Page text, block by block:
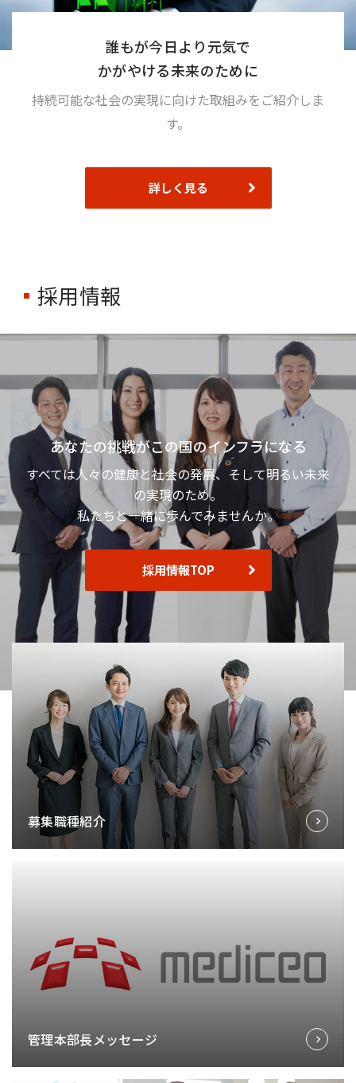
誰もが今日より元気で
かがやける未来のために
持続可能な社会の実現に向けた取組みをご紹介しま
す。
詳しく見る
採用情報
あなたの挑戦がこの国のインフラになる
すべては人々の健康と社会の発展、そして明るい未来
の実現のため。
私たちと一緒に歩んでみませんか。
採用情報TOP
募集職種紹介
管理本部長メッセージ